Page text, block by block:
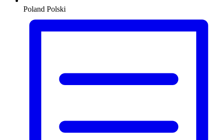
Poland Polski